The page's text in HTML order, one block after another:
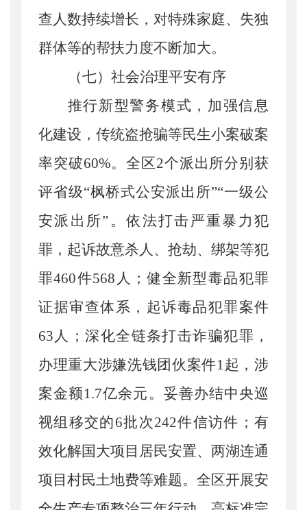
查人数持续增长，对特殊家庭、失独
群体等的帮扶力度不断加大。
（七）社会治理平安有序
推行新型警务模式，加强信息
化建设，传统盗抢骗等民生小案破案
率突破60%。全区2个派出所分别获
评省级“枫桥式公安派出所”“一级公
安派出所”。依法打击严重暴力犯
罪，起诉故意杀人、抢劫、绑架等犯
罪460件568人；健全新型毒品犯罪
证据审查体系，起诉毒品犯罪案件
63人；深化全链条打击诈骗犯罪，
办理重大涉嫌洗钱团伙案件1起，涉
案金额1.7亿余元。妥善办结中央巡
视组移交的6批次242件信访件；有
效化解国大项目居民安置、两湖连通
项目村民土地费等难题。全区开展安